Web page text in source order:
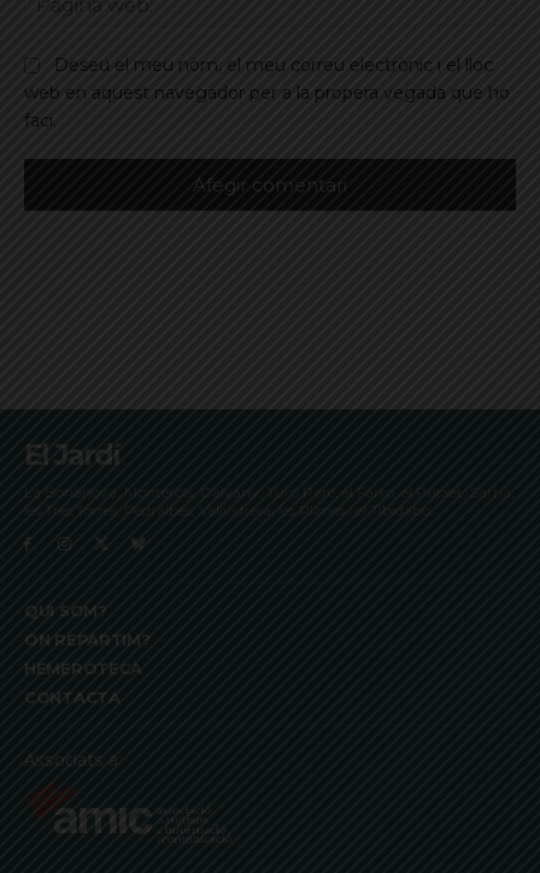
Deseu el meu nom, el meu correu electrònic i el lloc
web en aquest navegador per a la propera vegada que ho
faci.
El Jardí
La Bonanova, Monterols, Galvany, Turó Parc, el Farró, el Putxet, Sarrià,
les Tres Torres, Pedralbes, Vallvidrera, les Planes i el Tibidabo
QUI SOM?
ON REPARTIM?
HEMEROTECA
CONTACTA
Associats a: